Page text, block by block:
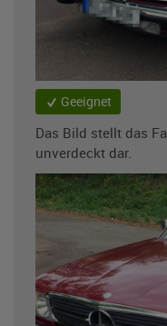
Geeignet
Das Bild stellt das
unverdeckt dar.